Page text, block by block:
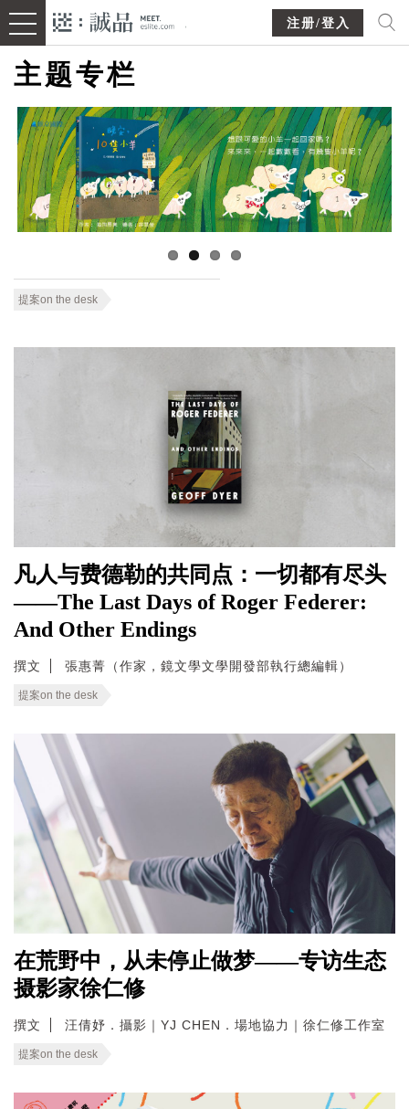
注册/登入
主题专栏
提案on the desk
凡人与费德勒的共同点：一切都有尽头
——The Last Days of Roger Federer:
And Other Endings
撰文 張惠菁（作家，鏡文學文學開發部執行總編輯）
提案on the desk
在荒野中，从未停止做梦——专访生态
摄影家徐仁修
撰文 汪倩妤．攝影｜YJ CHEN．場地協力｜徐仁修工作室
提案on the desk